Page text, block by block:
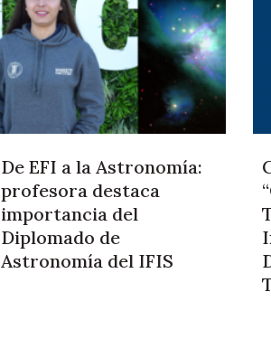
De EFI a la Astronomía:
profesora destaca
importancia del
Diplomado de
Astronomía del IFIS